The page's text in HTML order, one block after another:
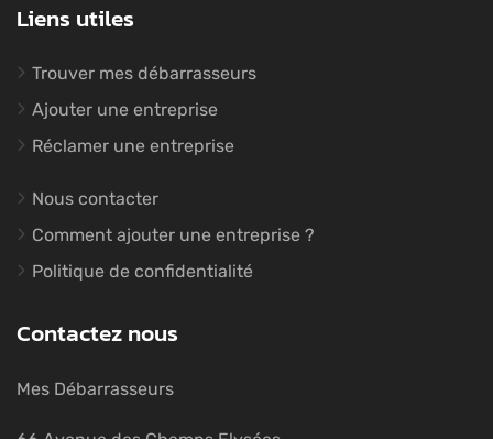
Liens utiles
Trouver mes débarrasseurs
Ajouter une entreprise
Réclamer une entreprise
Nous contacter
Comment ajouter une entreprise ?
Politique de confidentialité
Contactez nous
Mes Débarrasseurs